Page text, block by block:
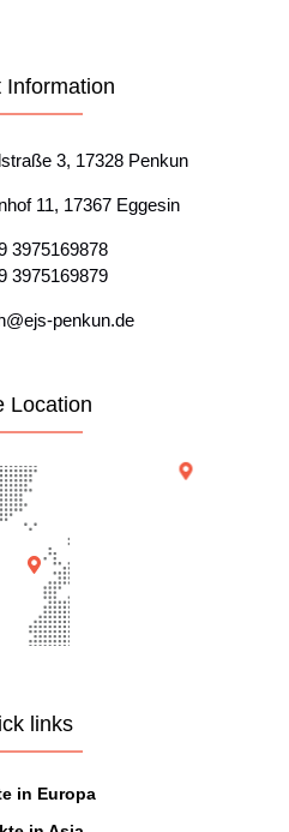
Information
3, 17328 Penkun
11, 17367 Eggesin
3975169878
3975169879
penkun.de
Location
links
in Europa